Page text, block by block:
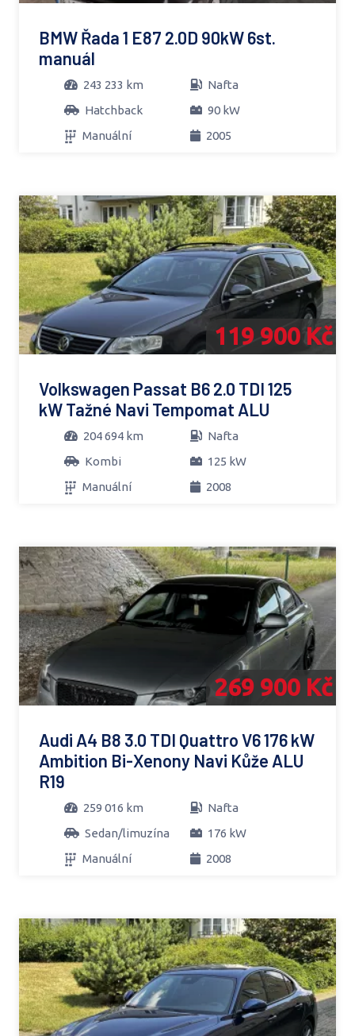
BMW Řada 1 E87 2.0D 90kW 6st.
manuál
243 233 km
Nafta
Hatchback
90 kW
Manuální
2005
119 900 Kč
Volkswagen Passat B6 2.0 TDI 125
kW Tažné Navi Tempomat ALU
204 694 km
Nafta
Kombi
125 kW
Manuální
2008
269 900 Kč
Audi A4 B8 3.0 TDI Quattro V6 176 kW
Ambition Bi-Xenony Navi Kůže ALU
R19
259 016 km
Nafta
Sedan/limuzína
176 kW
Manuální
2008